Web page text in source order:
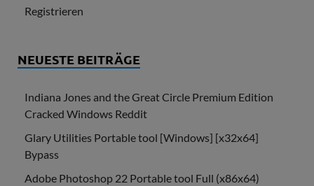
Registrieren
NEUESTE BEITRÄGE
Indiana Jones and the Great Circle Premium Edition
Cracked Windows Reddit
Glary Utilities Portable tool [Windows] [x32x64]
Bypass
Adobe Photoshop 22 Portable tool Full (x86x64)